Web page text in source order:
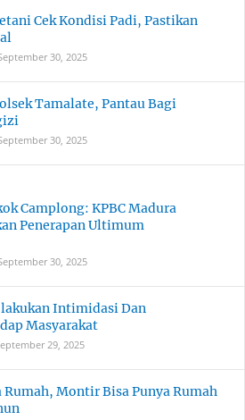
Cek Kondisi Padi, Pastikan
30, 2025
Tamalate, Pantau Bagi
30, 2025
Camplong: KPBC Madura
Penerapan Ultimum
30, 2025
Intimidasi Dan
Masyarakat
29, 2025
Rumah, Montir Bisa Punya Rumah